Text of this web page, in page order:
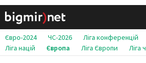
Євро-2024 ЧС-2026 Ліга конференцій
Ліга націй
Європа Ліга Європи Ліга